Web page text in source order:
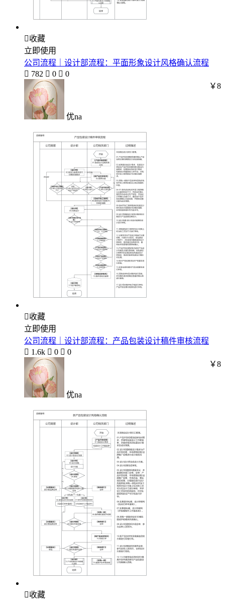
收藏
立即使用
公司流程｜设计部流程：平面形象设计风格确认流程
 782  0  0
优na
￥8
收藏
立即使用
公司流程｜设计部流程：产品包装设计稿件审核流程
 1.6k  0  0
优na
￥8
收藏